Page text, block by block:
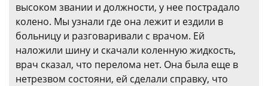
высоком звании и должности, у нее пострадало
колено. Мы узнали где она лежит и ездили в
больницу и разговаривали с врачом. Ей
наложили шину и скачали коленную жидкость,
врач сказал, что перелома нет. Она была еще в
нетрезвом состояни, ей сделали справку, что